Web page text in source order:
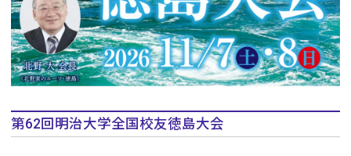
第62回明治大学全国校友徳島大会